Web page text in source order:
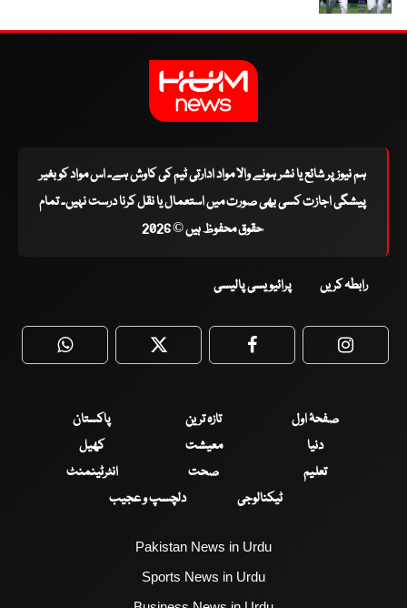
ہم نیوز پر شائع یا نشر ہونے والا مواد ادارتی ٹیم کی کاوش ہے۔ اس مواد کو بغیر
پیشگی اجازت کسی بھی صورت میں استعمال یا نقل کرنا درست نہیں۔ تمام
حقوق محفوظ ہیں © 2026
رابطہ کریں پرائیویسی پالیسی
WhatsApp Twitter Facebook
صفحۂ اول تازہ ترین
پاکستان
دنیا
معیشت
کھیل
تعلیم
صحت
انٹرٹینمنٹ
ٹیکنالوجی
دلچسپ و عجیب
Pakistan News in Urdu
Sports News in Urdu